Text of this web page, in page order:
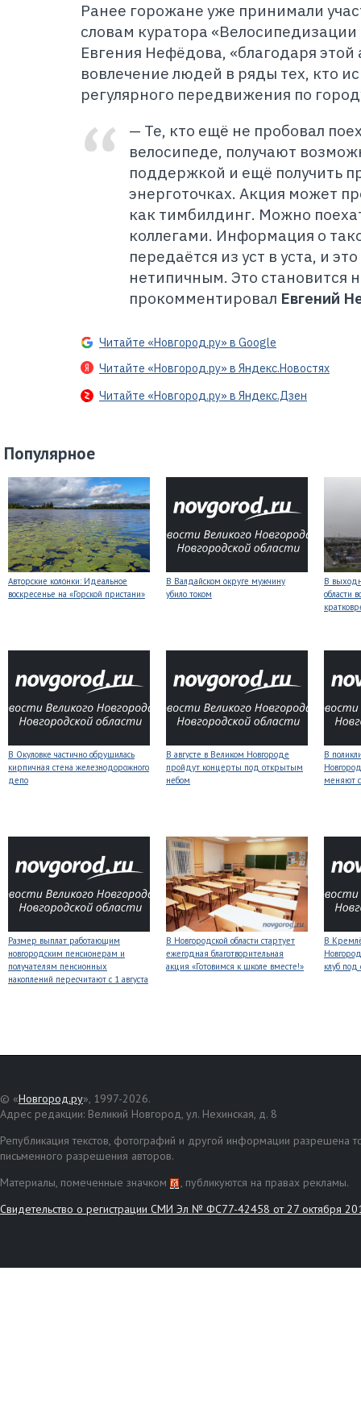
Ранее горожане уже принимали
словам куратора
Евгения Нефёдова, «благодаря
вовлечение людей в ряды тех, кто
регулярного передвижения по
— Те, кто ещё не пробовал
велосипеде, получают
поддержкой и ещё получить
энерготочках. Акция может
как тимбилдинг. Можно
коллегами. Информация о
передаётся из уст в уста, и
нетипичным. Это становится
прокомментировал Евгений
Читайте «Новгород.ру» в Google
Читайте «Новгород.ру» в Яндекс.Новостях
Читайте «Новгород.ру» в Яндекс.Дзен
Популярное
Авторские колонки: Идеальное
воскресенье на «Горской пристани»
В Валдайском округе мужчину
убило током
В
области
В Окуловке частично обрушилась
кирпичная стена железнодорожного
депо
В августе в Великом Новгороде
пройдут концерты под открытым
небом
В
меняют
Размер выплат работающим
новгородским пенсионерам и
получателям пенсионных
накоплений пересчитают с 1 августа
В Новгородской области стартует
ежегодная благотворительная
акция «Готовимся к школе вместе!»
В
клуб
© «Новгород.ру», 1997-2026.
Адрес редакции: Великий Новгород, ул. Нехинская, д. 8
Републикация текстов, фотографий и другой информации разрешена
письменного разрешения авторов.
Материалы, помеченные значком
, публикуются на правах рекламы.
Свидетельство о регистрации СМИ Эл № ФС77-42458 от 27 октября